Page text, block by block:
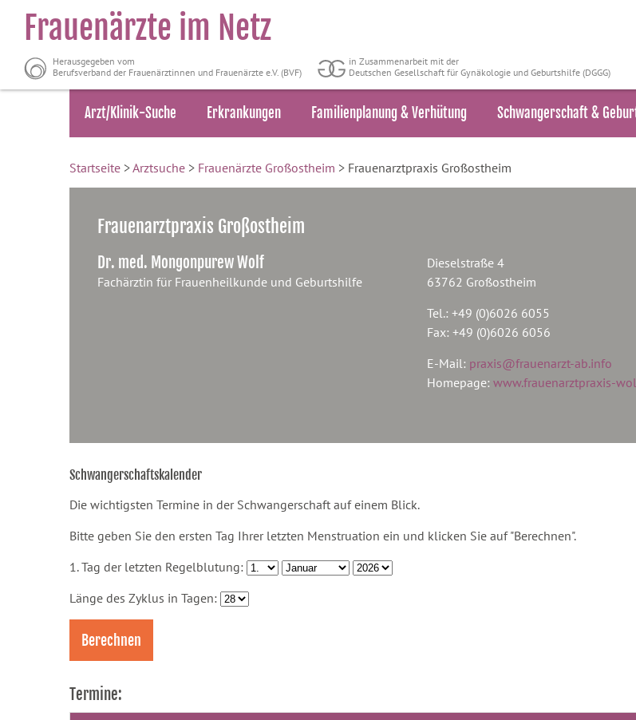
Frauenärzte im Netz
Herausgegeben vom
Berufsverband der Frauenärztinnen und Frauenärzte e.V. (BVF)
in Zusammenarbeit mit der
Deutschen Gesellschaft für Gynäkologie und Geburtshilfe (DGGG)
Arzt/Klinik-Suche Erkrankungen Familienplanung & Verhütung Schwangerschaft &
Startseite >Arztsuche > Frauenärzte Großostheim > Frauenarztpraxis Großostheim
Frauenarztpraxis Großostheim
Dr. med. Mongonpurew Wolf
Fachärztin für Frauenheilkunde und Geburtshilfe
Dieselstraße 4
63762 Großostheim
Tel.: +49 (0)6026 6055
Fax: +49 (0)6026 6056
E-Mail: praxis@frauenarzt-ab.info
Homepage: www.frauenarztpraxis-
Schwangerschaftskalender
Die wichtigsten Termine in der Schwangerschaft auf einem Blick.
Bitte geben Sie den ersten Tag Ihrer letzten Menstruation ein und klicken Sie auf "Berechnen".
1. Tag der letzten Regelblutung:
Länge des Zyklus in Tagen:
Termine: